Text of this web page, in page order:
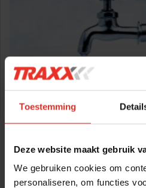
Toestemming
Deze website maakt gebruik
We gebruiken cookies om
personaliseren, om functies